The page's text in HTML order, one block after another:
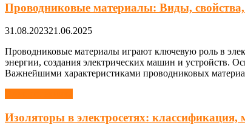
Проводниковые материалы: Виды,
31.08.202321.06.2025
Проводниковые материалы играют ключевую роль в
энергии, создания электрических машин и устройств.
Важнейшими характеристиками проводниковых
Изоляторы в электросетях: